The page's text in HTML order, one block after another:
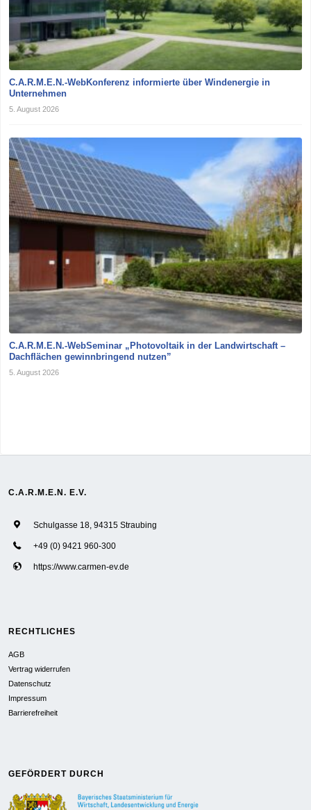
C.A.R.M.E.N.-WebKonferenz informierte über Windenergie in
Unternehmen
5. August 2026
C.A.R.M.E.N.-WebSeminar „Photovoltaik in der Landwirtschaft –
Dachflächen gewinnbringend nutzen”
5. August 2026
C.A.R.M.E.N. E.V.
Schulgasse 18, 94315 Straubing
+49 (0) 9421 960-300
https://www.carmen-ev.de
RECHTLICHES
AGB
Vertrag widerrufen
Datenschutz
Impressum
Barrierefreiheit
GEFÖRDERT DURCH